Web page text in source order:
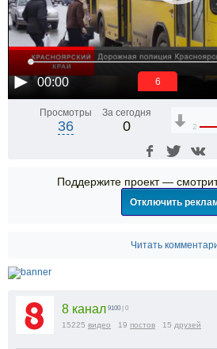
00:00 5
Просмотры
36
За сегодня
0 2
Поддержите проект —
Отключить
Читать
8 канал 9100 | 0
15225 видео 19 постов 15 друзей